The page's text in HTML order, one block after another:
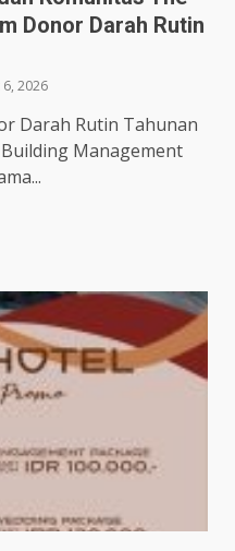
Donor Darah Rutin
2026
Darah Rutin Tahunan
Management